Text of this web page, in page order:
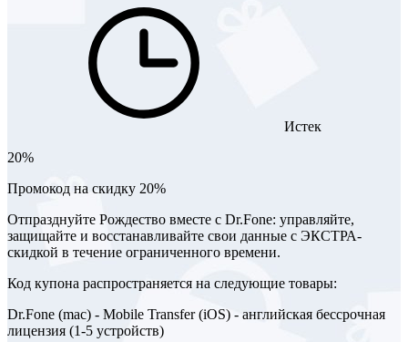
Истек
20%
Промокод на скидку 20%
Отпразднуйте Рождество вместе с Dr.Fone: управляйте,
защищайте и восстанавливайте свои данные с ЭКСТРА-
скидкой в течение ограниченного времени.
Код купона распространяется на следующие товары:
Dr.Fone (mac) - Mobile Transfer (iOS) - английская бессрочная
лицензия (1-5 устройств)